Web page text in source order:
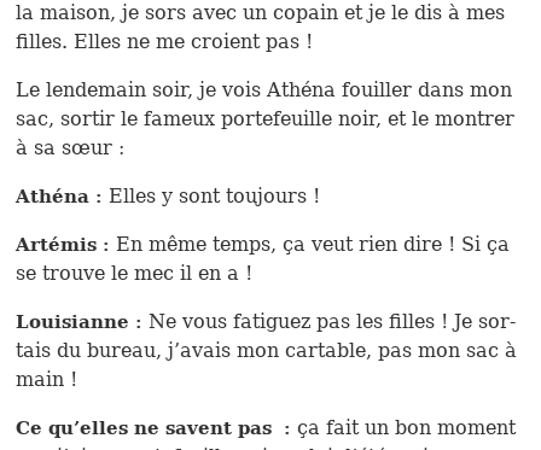
la mai­son, je sors avec un copain et je le dis à mes
filles. Elles ne me croient pas !
Le len­de­main soir, je vois Athéna fouiller dans mon
sac, sor­tir le fameux por­te­feuille noir, et le mon­trer
à sa sœur :
Athéna : Elles y sont tou­jours !
Arté­mis : En même temps, ça veut rien dire ! Si ça
se trouve le mec il en a !
Loui­sianne : Ne vous fati­guez pas les filles ! Je sor­
tais du bureau, j’avais mon car­ta­ble, pas mon sac à
main !
Ce qu’elles ne savent pas : ça fait un bon moment